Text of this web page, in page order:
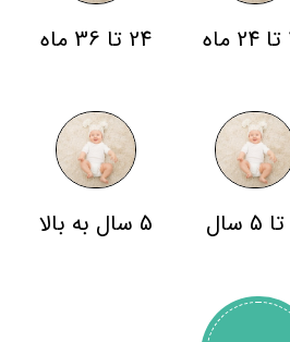
24 تا 36 ماه
5 سال به بالا